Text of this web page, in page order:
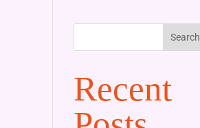
Search
Recent